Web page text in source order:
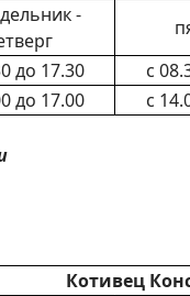
-
до 17.30
с
до 17.00
с
Котивец